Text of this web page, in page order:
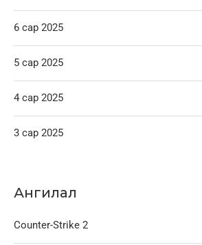
6 сар 2025
5 сар 2025
4 сар 2025
3 сар 2025
Ангилал
Counter-Strike 2